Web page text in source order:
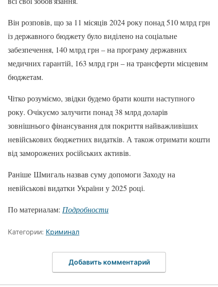
Він розповів, що за 11 місяців 2024 року понад 510 млрд грн
із державного бюджету було виділено на соціальне
забезпечення, 140 млрд грн – на програму державних
медичних гарантій, 163 млрд грн – на трансферти місцевим
бюджетам.
Чітко розуміємо, звідки будемо брати кошти наступного
року. Очікуємо залучити понад 38 млрд доларів
зовнішнього фінансування для покриття найважливіших
невійськових бюджетних видатків. А також отримати кошти
від заморожених російських активів.
Раніше Шмигаль назвав суму допомоги Заходу на
невійськові видатки України у 2025 році.
По материалам: Подробности
Категории: Криминал
Добавить комментарий